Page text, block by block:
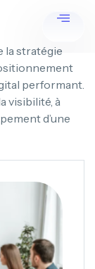
la stratégie
performant.
visibilité, à
d’une